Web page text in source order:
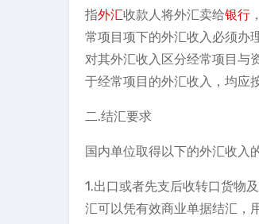
指外汇收款人将外汇卖给银行
常项目项下的外汇收入必须办
对其外汇收入区分经常项目与
于经常项目的外汇收入，均应
二.结汇要求
国内单位取得以下的外汇收入
1.出口或者先支后收转口货物
汇可以凭有效商业单据结汇，